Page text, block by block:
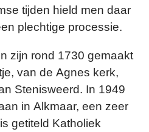
tijden hield men daar
plechtige processie.
zijn rond 1730 gemaakt
van de Agnes kerk,
Stenisweerd. In 1949
in Alkmaar, een zeer
getiteld Katholiek